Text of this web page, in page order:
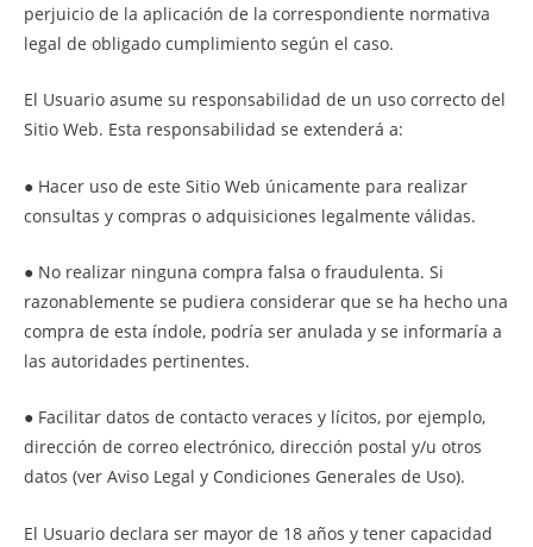
perjuicio de la aplicación de la correspondiente normativa
legal de obligado cumplimiento según el caso.
El Usuario asume su responsabilidad de un uso correcto del
Sitio Web. Esta responsabilidad se extenderá a:
● Hacer uso de este Sitio Web únicamente para realizar
consultas y compras o adquisiciones legalmente válidas.
● No realizar ninguna compra falsa o fraudulenta. Si
razonablemente se pudiera considerar que se ha hecho una
compra de esta índole, podría ser anulada y se informaría a
las autoridades pertinentes.
● Facilitar datos de contacto veraces y lícitos, por ejemplo,
dirección de correo electrónico, dirección postal y/u otros
datos (ver Aviso Legal y Condiciones Generales de Uso).
El Usuario declara ser mayor de 18 años y tener capacidad